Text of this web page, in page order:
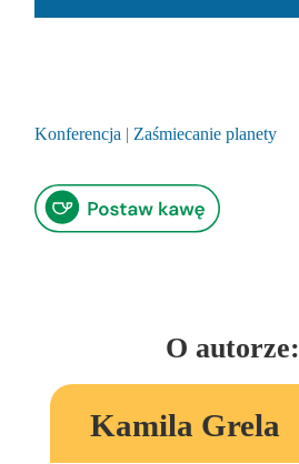
Konferencja | Zaśmiecanie planety
O autorze:
Kamila Grela